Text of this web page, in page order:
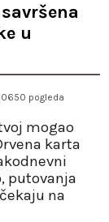
u
pogleda
mogao
karta
putovanja
na